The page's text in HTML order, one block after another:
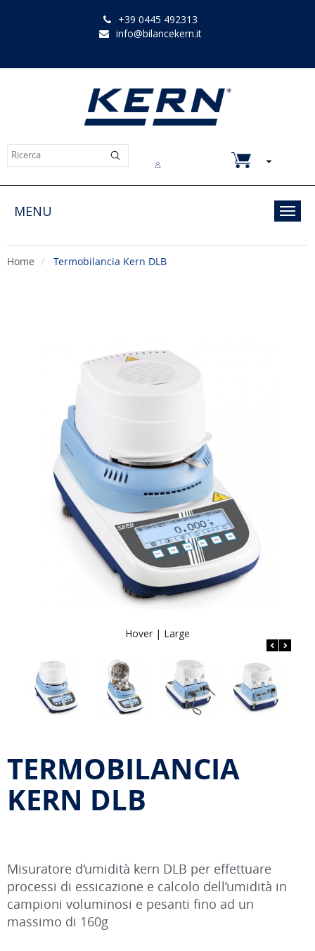
+39 0445 492313
info@bilancekern.it
MENU
Home Termobilancia Kern DLB
Hover | Large
TERMOBILANCIA
KERN DLB
Misuratore d‘umidità kern DLB per effettuare
processi di essicazione e calcolo dell’umidità in
campioni voluminosi e pesanti fino ad un
massimo di 160g